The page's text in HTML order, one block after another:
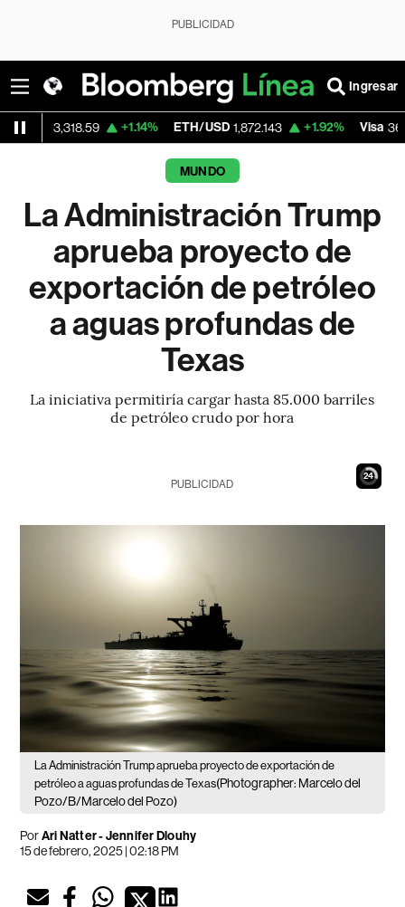
PUBLICIDAD
Ingresar
+1.14% ETH/USD 1,872.143 +1.92% Visa 366.13 -
MUNDO
La Administración Trump
aprueba proyecto de
exportación de petróleo
a aguas profundas de
Texas
La iniciativa permitiría cargar hasta 85.000 barriles
de petróleo crudo por hora
23
PUBLICIDAD
La Administración Trump aprueba proyecto de exportación de
petróleo a aguas profundas de Texas(Photographer: Marcelo del
Pozo/B/Marcelo del Pozo)
PorAri Natter - Jennifer Dlouhy
15 de febrero, 2025 | 02:18 PM